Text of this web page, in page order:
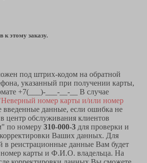
к этому заказу.
под штрих-кодом на обратной
указанный при получении карты,
+7(___)-___-__-__ В случае
номер карты и/или номер
введенные данные, если ошибка не
в центр обслуживания клиентов
по номеру 310-000-3 для проверки и
Ваших данных. Для
в реистрационные данные Вам будет
номер карты и Ф.И.О. владельца. На